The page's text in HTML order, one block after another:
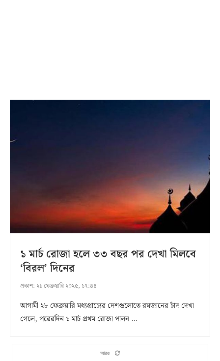
১ মার্চ রোজা হলে ৩৩ বছর পর দেখা মিলবে
‘বিরল’ দিনের
প্রকাশ: ২১ ফেব্রুয়ারি ২০২৫, ১৭:৪৪
আগামী ২৮ ফেব্রুয়ারি মধ্যপ্রাচ্যের দেশগুলোতে রমজানের চাঁদ দেখা
গেলে, পরেরদিন ১ মার্চ প্রথম রোজা পালন …
আরও